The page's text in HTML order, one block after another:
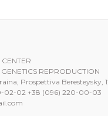
GENETICS REPRODUCTION
Prospettiva Beresteysky,
02-02 +38 (096) 220-00-03